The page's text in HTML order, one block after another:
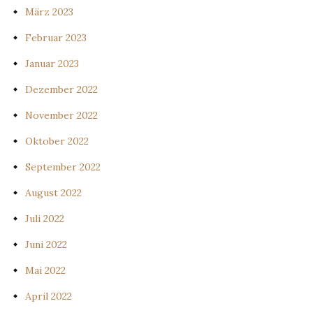
März 2023
Februar 2023
Januar 2023
Dezember 2022
November 2022
Oktober 2022
September 2022
August 2022
Juli 2022
Juni 2022
Mai 2022
April 2022